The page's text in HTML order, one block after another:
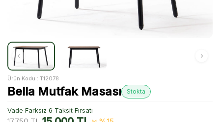
Ürün Kodu : T12078
Bella Mutfak Masası Stokta
Vade Farksız 6 Taksit Fırsatı